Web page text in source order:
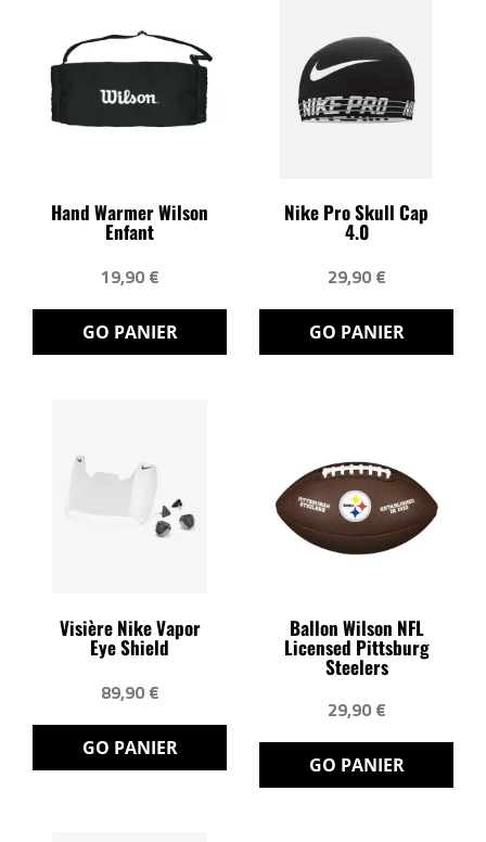
Hand Warmer Wilson
Enfant
19,90 €
GO PANIER
Nike Pro Skull Cap
4.0
29,90 €
GO PANIER
Visière Nike Vapor
Eye Shield
89,90 €
GO PANIER
Ballon Wilson NFL
Licensed Pittsburg
Steelers
29,90 €
GO PANIER